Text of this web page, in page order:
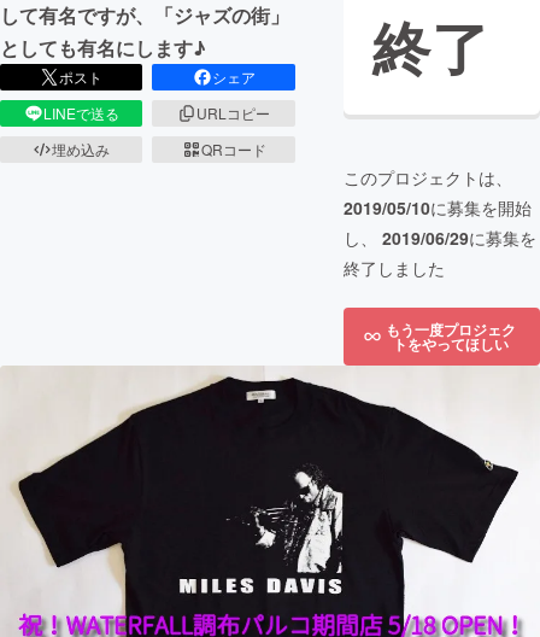
して有名ですが、「ジャズの街」
としても有名にします♪
ポスト
シェア
LINEで送る
URLコピー
埋め込み
QRコード
終了
このプロジェクトは、
2019/05/10に募集を開始
し、 2019/06/29に募集を
終了しました
もう一度プロジェク
トをやってほしい